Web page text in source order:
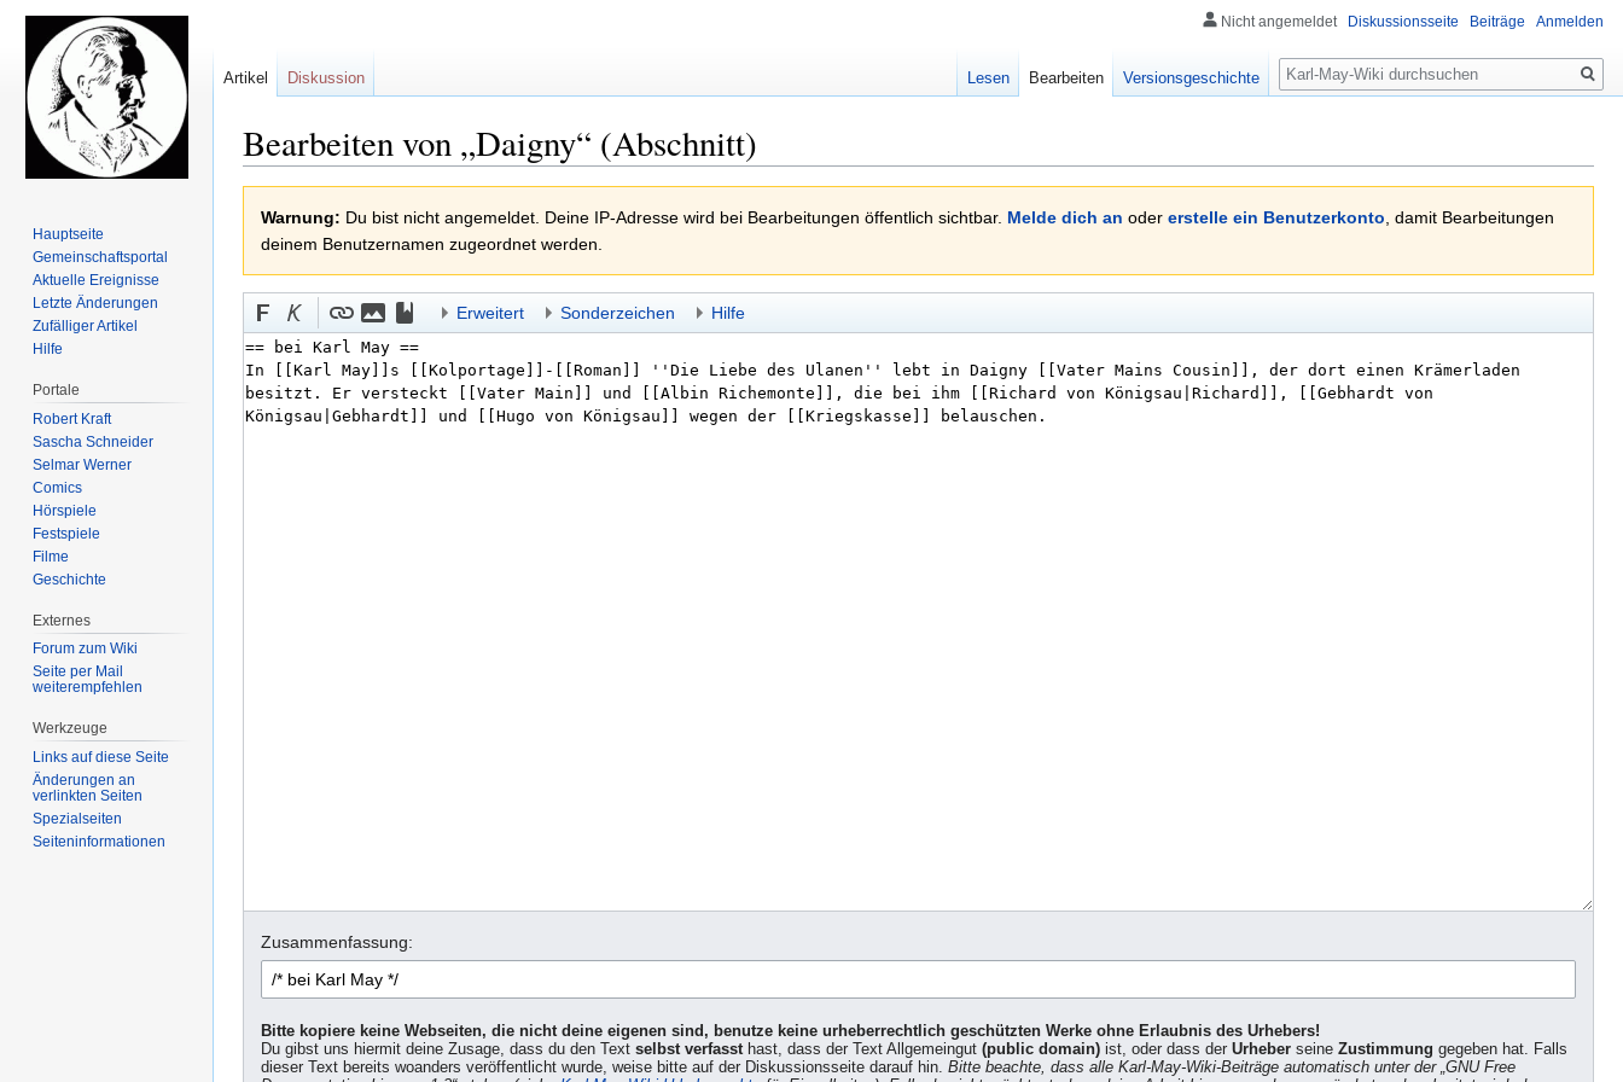
Bearbeiten von „Daigny“ (Abschnitt)
Navigation
springen
Suche
springen
Warnung: Du bist nicht angemeldet. Deine IP-Adresse wird bei Bearbeitungen öffentlich sichtbar. Melde dich an oder erstelle ein Benutzerkonto, damit Bearbeitungen
deinem Benutzernamen zugeordnet werden.
Erweitert Sonderzeichen Hilfe
Zusammenfassung:
Bitte kopiere keine Webseiten, die nicht deine eigenen sind, benutze keine urheberrechtlich geschützten Werke ohne Erlaubnis des Urhebers!
Du gibst uns hiermit deine Zusage, dass du den Text selbst verfassthast, dass der Text Allgemeingut (public domain) ist, oder dass der Urheber seine Zustimmung gegeben hat. Falls
dieser Text bereits woanders veröffentlicht wurde, weise bitte auf der Diskussionsseite darauf hin. Bitte beachte, dass alle Karl-May-Wiki-Beiträge automatisch unter der „GNU Free
Nicht angemeldet Diskussionsseite Beiträge Anmelden
Artikel Diskussion Lesen Bearbeiten Versionsgeschichte
Suche
Hauptseite
Gemeinschafts­portal
Aktuelle Ereignisse
Letzte Änderungen
Zufälliger Artikel
Hilfe
Portale
Robert Kraft
Sascha Schneider
Selmar Werner
Comics
Hörspiele
Festspiele
Filme
Geschichte
Externes
Forum zum Wiki
Seite per Mail
weiterempfehlen
Werkzeuge
Links auf diese Seite
Änderungen an
verlinkten Seiten
Spezialseiten
Seiten­informationen